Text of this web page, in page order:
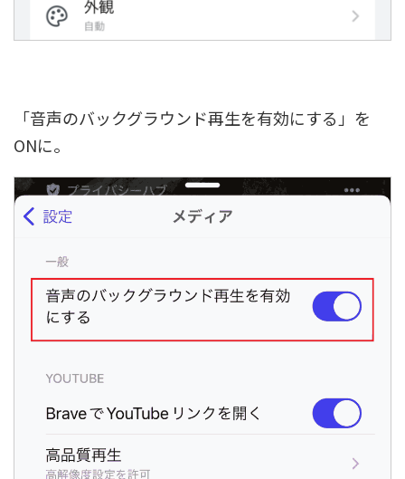
「音声のバックグラウンド再生を有効にする」を
ONに。